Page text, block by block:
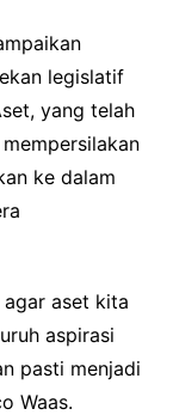
legislatif
yang telah
ke dalam
agar aset kita
aspirasi
pasti menjadi
Waas.